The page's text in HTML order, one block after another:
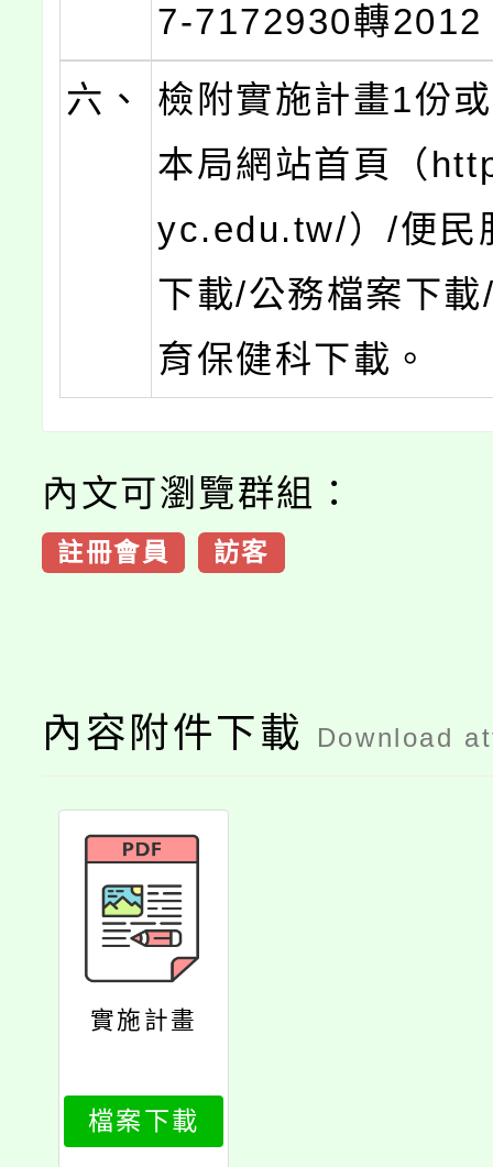
7-7172930轉2012
六、
檢附實施計畫1份
本局網站首頁（
yc.edu.tw/）/便民
下載/公務檔案下
育保健科下載。
內文可瀏覽群組：
註冊會員 訪客
內容附件下載 Download
實施計畫
檔案下載